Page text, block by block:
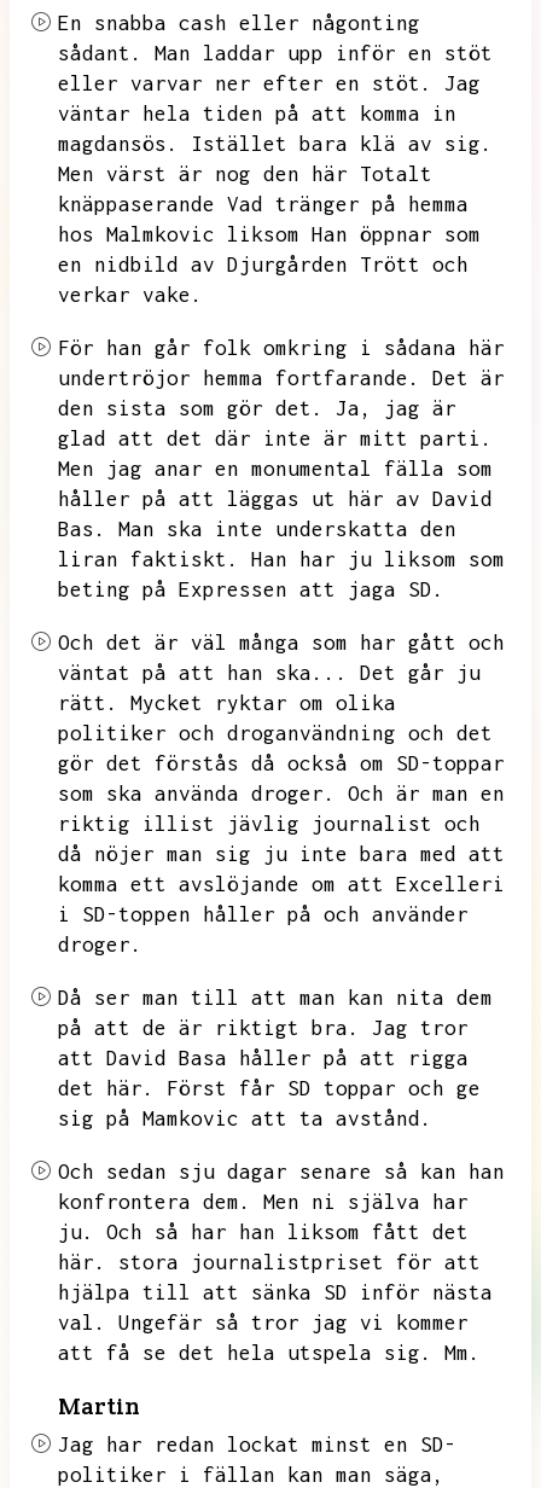
En snabba cash eller någonting
sådant.
Man laddar upp inför en stöt
eller varvar ner efter en stöt.
Jag
väntar hela tiden på att komma in
magdansös.
Istället bara klä av sig.
Men värst är nog den här Totalt
knäppaserande Vad tränger på hemma
hos Malmkovic liksom Han öppnar som
en nidbild av Djurgården Trött och
verkar vake.
För han går folk omkring i sådana här
undertröjor hemma fortfarande.
Det är
den sista som gör det.
Ja,
jag är
glad att det där inte är mitt parti.
Men jag anar en monumental fälla som
håller på att läggas ut här av David
Bas.
Man ska inte underskatta den
liran faktiskt.
Han har ju liksom som
beting på Expressen att jaga SD.
Och det är väl många som har gått och
väntat på att han ska...
Det går ju
rätt.
Mycket ryktar om olika
politiker och droganvändning och det
gör det förstås då också om SD-toppar
som ska använda droger.
Och är man en
riktig illist jävlig journalist och
då nöjer man sig ju inte bara med att
komma ett avslöjande om att Excelleri
i SD-toppen håller på och använder
droger.
Då ser man till att man kan nita dem
på att de är riktigt bra.
Jag tror
att David Basa håller på att rigga
det här.
Först får SD toppar och ge
sig på Mamkovic att ta avstånd.
Och sedan sju dagar senare så kan han
konfrontera dem.
Men ni själva har
ju.
Och så har han liksom fått det
här.
stora journalistpriset för att
hjälpa till att sänka SD inför nästa
val.
Ungefär så tror jag vi kommer
att få se det hela utspela sig.
Mm.
Martin
Jag har redan lockat minst en SD-
politiker i fällan kan man säga,